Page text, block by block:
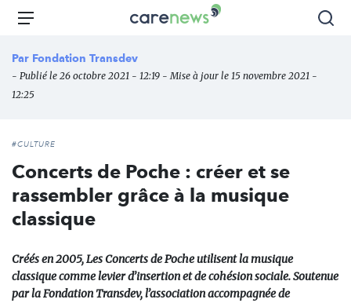
Aller
principal
Carenews,
des
Menu
Par Fondation Transdev
- Publié le 26 octobre 2021 - 12:19 - Mise à jour le 15 novembre 2021 -
12:25
#CULTURE
Concerts de Poche : créer et se
rassembler grâce à la musique
classique
Créés en 2005, Les Concerts de Poche utilisent la musique
classique comme levier d’insertion et de cohésion sociale. Soutenue
par la Fondation Transdev, l’association accompagnée de